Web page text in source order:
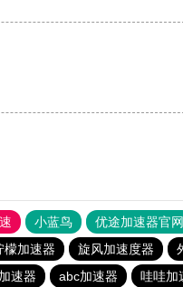
小蓝鸟 优途加速器官网
檬加速器 旋风加速度器
速器 abc加速器 哇哇加